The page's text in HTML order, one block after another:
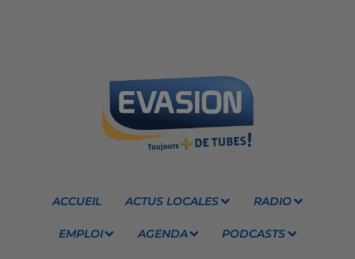
ACCUEIL ACTUS LOCALES RADIO
EMPLOI AGENDA PODCASTS